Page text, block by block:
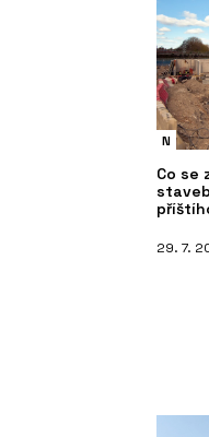
N
Co se
29. 7.